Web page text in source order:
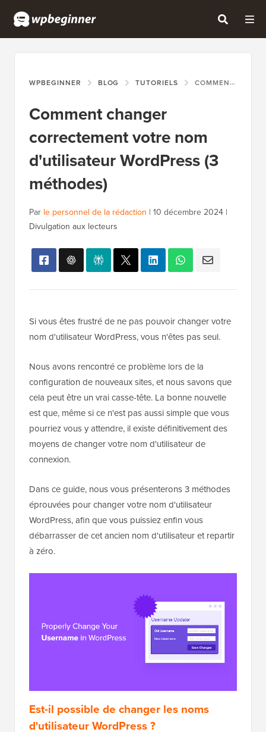
WPBEGINNER BLOG TUTORIELS COMMENT CHANGER CORRECTEMENT VOTRE NOM D'UTILISATEUR WORDPRESS (3 MÉTHODES)
Comment changer
correctement votre nom
d'utilisateur WordPress (3
méthodes)
Par le personnel de la rédaction | 10 décembre 2024 |
Divulgation aux lecteurs
Si vous êtes frustré de ne pas pouvoir changer votre
nom d'utilisateur WordPress, vous n'êtes pas seul.
Nous avons rencontré ce problème lors de la
configuration de nouveaux sites, et nous savons que
cela peut être un vrai casse-tête. La bonne nouvelle
est que, même si ce n'est pas aussi simple que vous
pourriez vous y attendre, il existe définitivement des
moyens de changer votre nom d'utilisateur de
connexion.
Dans ce guide, nous vous présenterons 3 méthodes
éprouvées pour changer votre nom d'utilisateur
WordPress, afin que vous puissiez enfin vous
débarrasser de cet ancien nom d'utilisateur et repartir
à zéro.
Est-il possible de changer les noms
d'utilisateur WordPress ?